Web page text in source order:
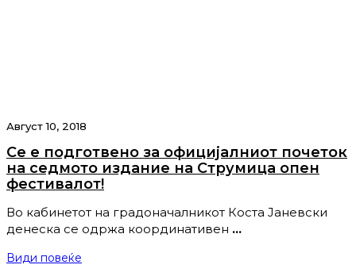
Август 10, 2018
Се е подготвено за официјалниот почеток
на седмото издание на Струмица опен
фестивалот!
Во кабинетот на градоначалникот Коста Јаневски
денеска се одржа координативен …
Види повеќе